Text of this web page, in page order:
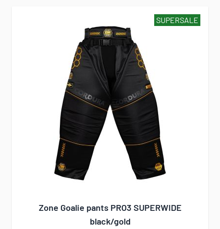
SUPERSALE
Zone Goalie pants PRO3 SUPERWIDE
black/gold